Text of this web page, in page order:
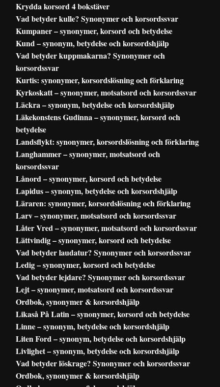
Krydda korsord 4 bokstäver
Vad betyder kulle? Synonymer och korsordssvar
Kumpaner – synonymer, korsord och betydelse
Kund – synonym, betydelse och korsordshjälp
Vad betyder kuppmakarna? Synonymer och
korsordssvar
Kurtis: synonymer, korsordslösning och förklaring
Kyrkoskatt – synonymer, motsatsord och korsordssvar
Läckra – synonym, betydelse och korsordshjälp
Läkekonstens Gudinna – synonymer, korsord och
betydelse
Landsflykt: synonymer, korsordslösning och förklaring
Langhammer – synonymer, motsatsord och
korsordssvar
Lånord – synonymer, korsord och betydelse
Lapidus – synonym, betydelse och korsordshjälp
Läraren: synonymer, korsordslösning och förklaring
Larv – synonymer, motsatsord och korsordssvar
Låter Vred – synonymer, motsatsord och korsordssvar
Lättvindig – synonymer, korsord och betydelse
Vad betyder laudatur? Synonymer och korsordssvar
Ledig – synonymer, korsord och betydelse
Vad betyder lejdare? Synonymer och korsordssvar
Lejt – synonymer, motsatsord och korsordssvar
Ordbok, synonymer & korsordshjälp
Likaså På Latin – synonymer, korsord och betydelse
Linne – synonym, betydelse och korsordshjälp
Liten Ford – synonym, betydelse och korsordshjälp
Livlighet – synonym, betydelse och korsordshjälp
Vad betyder löskrage? Synonymer och korsordssvar
Ordbok, synonymer & korsordshjälp